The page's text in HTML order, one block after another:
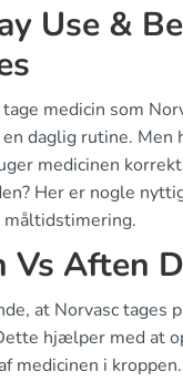
Use &
medicin som
daglig rutine. Men
medicinen
Her er nogle
Vs Aften
at Norvasc tages
hjælper med at
medicinen i